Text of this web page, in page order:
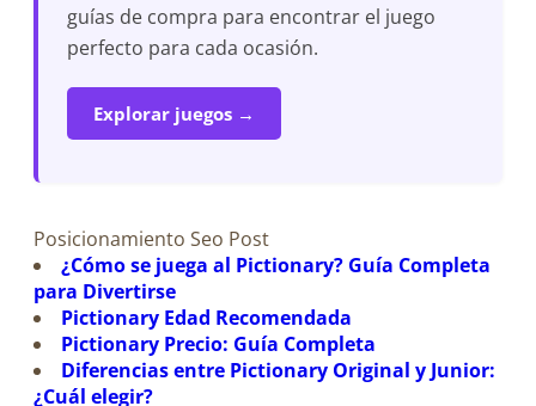
guías de compra para encontrar el juego
perfecto para cada ocasión.
Explorar juegos →
Posicionamiento Seo Post
¿Cómo se juega al Pictionary? Guía Completa
para Divertirse
Pictionary Edad Recomendada
Pictionary Precio: Guía Completa
Diferencias entre Pictionary Original y Junior:
¿Cuál elegir?